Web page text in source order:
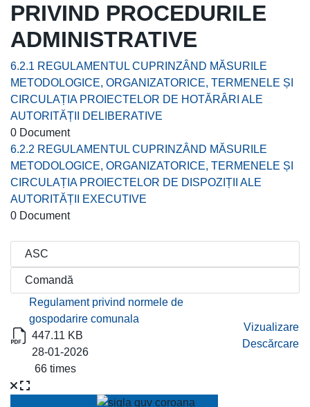
PRIVIND PROCEDURILE
ADMINISTRATIVE
6.2.1 REGULAMENTUL CUPRINZÂND MĂSURILE
METODOLOGICE, ORGANIZATORICE, TERMENELE ȘI
CIRCULAȚIA PROIECTELOR DE HOTĂRÂRI ALE
AUTORITĂȚII DELIBERATIVE
0 Document
6.2.2 REGULAMENTUL CUPRINZÂND MĂSURILE
METODOLOGICE, ORGANIZATORICE, TERMENELE ȘI
CIRCULAȚIA PROIECTELOR DE DISPOZIȚII ALE
AUTORITĂȚII EXECUTIVE
0 Document
Titlu
Descărcare
Regulament privind normele de
gospodarire comunala
447.11 KB
28-01-2026
66 times
Vizualizare
Descărcare